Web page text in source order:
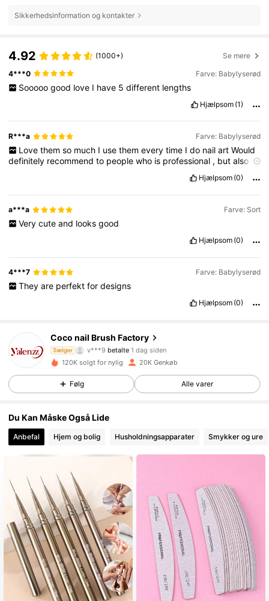
Sikkerhedsinformation og kontakter
4.92 (1000+) Se mere
4***0 Farve: Babylyserød
Sooooo good love I have 5 different lengths
Hjælpsom (1)
R***a Farve: Babylyserød
Love them so much I use them every time I do nail art Would
definitely recommendto peoplewho is professional , butalso
Hjælpsom (0)
a***a Farve: Sort
Very cute and looks good
Hjælpsom (0)
4***7 Farve: Babylyserød
They are perfekt for designs
Hjælpsom (0)
Coco nail Brush Factory
Sælger
4.90
v***9betalte1 dag siden
g***o fulgteFor 4 timer siden
4.90
4.90 1.6K Følgere
1.6K Følgere
4.90 1.6K Følgere
4.90 1.6K Følgere
120K solgt for nylig 20K Genkøb
Følg Alle varer
Du Kan Måske Også Lide
Anbefal Hjem og bolig Husholdningsapparater Smykker og ure